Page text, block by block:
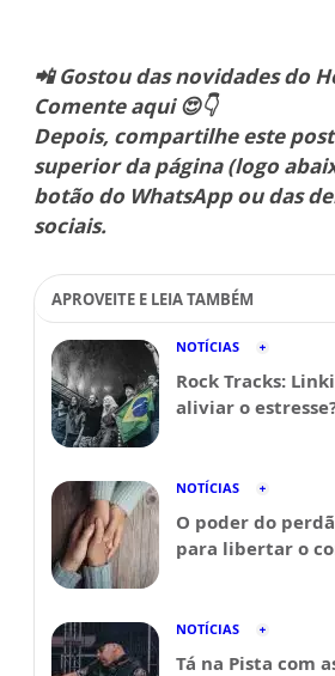
📲 Gostou das novidades do
Comente aqui 😍👇
Depois, compartilhe este
superior da página (logo
botão do WhatsApp ou das
sociais.
APROVEITE E LEIA TAMBÉM
NOTÍCIAS
Rock Tracks:
aliviar o
NOTÍCIAS
O poder do
para libertar o
NOTÍCIAS
Tá na Pista com